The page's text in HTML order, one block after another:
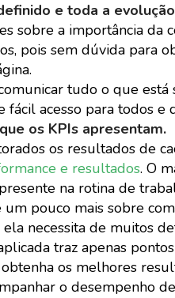
e toda a
sobre a importância
pois sem dúvida
tudo o que
fácil acesso para todos
os KPIs apresentam.
os resultados de
e resultados. O
na rotina de
um pouco mais sobre
necessita de muitos
traz apenas
os melhores
o desempenho